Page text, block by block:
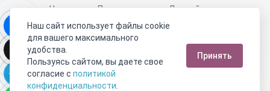
Новинки Поставщикам
Личный счет
Договор-оферта
О нас
Наши магазины
Отзывы покупателей
Сертификаты
Статьи
Обратная связь
Видео о камнях СОУТ
Телеграм
Max
Наш сайт использует файлы cookie
для вашего максимального
удобства.
Пользуясь сайтом, вы даете свое
согласие с политикой
конфиденциальности
Принять